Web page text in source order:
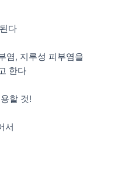
다
염, 지루성 피부염을
한다
할 것!
서